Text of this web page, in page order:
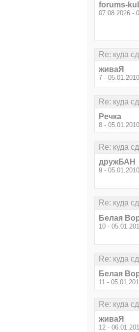
forums-
07.08.2026 -
Re: куда
живаЯ
7 -
Re: куда
Речка
8 -
Re: куда
дружБАН
9 -
Re: куда
Белая
10 -
Re: куда
Белая
11 -
Re: куда
живаЯ
12 -